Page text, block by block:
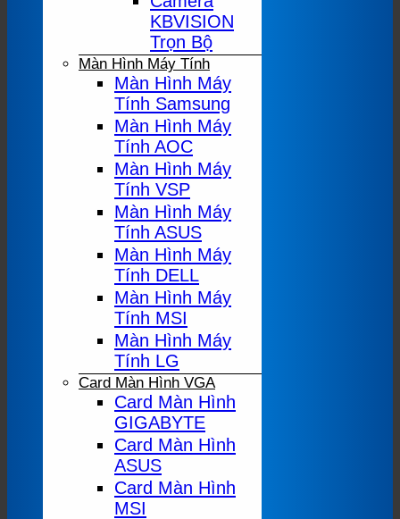
KBVISION
Trọn Bộ
Màn Hình Máy Tính
Màn Hình Máy
Tính Samsung
Màn Hình Máy
Tính AOC
Màn Hình Máy
Tính VSP
Màn Hình Máy
Tính ASUS
Màn Hình Máy
Tính DELL
Màn Hình Máy
Tính MSI
Màn Hình Máy
Tính LG
Card Màn Hình VGA
Card Màn Hình
GIGABYTE
Card Màn Hình
ASUS
Card Màn Hình
MSI